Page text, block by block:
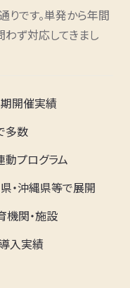
です。単発から年間
わず対応してきまし
期開催実績
多数
プログラム
・沖縄県等で展開
機関・施設
入実績